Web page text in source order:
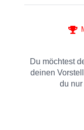
Du möchtest
deinen
du